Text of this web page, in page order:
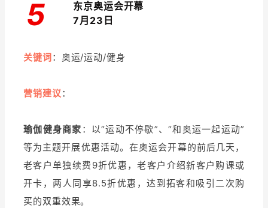
5
东京奥运会开幕
7月23日
关键词：奥运/运动/健身
营销建议 ：
瑜伽健身商家 ：以“运动不停歇”、“和奥运一起运动”
等为主题开展优惠活动。在奥运会开幕的前后几天，
老客户单独续费9折优惠，老客户介绍新客户购课或
开卡，两人同享8.5折优惠，达到拓客和吸引二次购
买的双重效果。